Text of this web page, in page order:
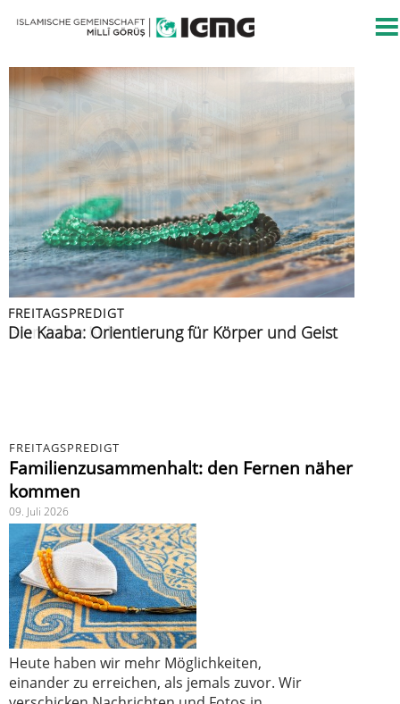
FREITAGSPREDIGT
Islamische Kultur
FREITAGSPREDIGT
Die Kaaba: Orientierung für Körper und Geist
PRESSEMITTEILUNG
Islamische Gemeinschaft verurteilt Angriff auf
FREITAGSPREDIGT
Azan: der Ruf zur Zeugenschaft
FREITAGSPREDIGT
Muslime im Urlaub
FREITAGSPREDIGT
Familienzusammenhalt: den Fernen näher
kommen
09. Juli 2026
Heute haben wir mehr Möglichkeiten,
einander zu erreichen, als jemals zuvor. Wir